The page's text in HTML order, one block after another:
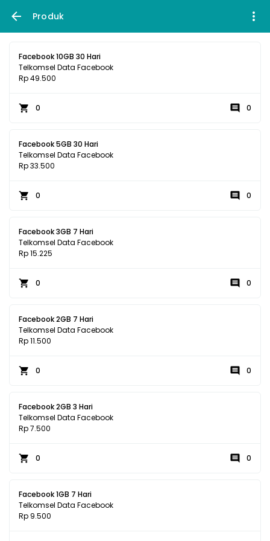
Produk
Facebook 10GB 30 Hari
Telkomsel Data Facebook
Rp 49.500
0 0
Facebook 5GB 30 Hari
Telkomsel Data Facebook
Rp 33.500
0 0
Facebook 3GB 7 Hari
Telkomsel Data Facebook
Rp 15.225
0 0
Facebook 2GB 7 Hari
Telkomsel Data Facebook
Rp 11.500
0 0
Facebook 2GB 3 Hari
Telkomsel Data Facebook
Rp 7.500
0 0
Facebook 1GB 7 Hari
Telkomsel Data Facebook
Rp 9.500